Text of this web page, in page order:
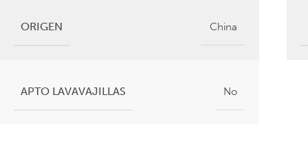
ORIGEN China
APTO LAVAVAJILLAS No